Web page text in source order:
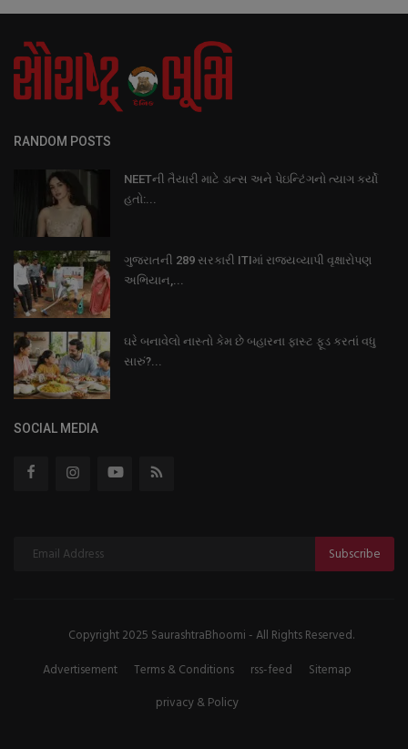
RANDOM POSTS
NEETની તૈયારી માટે ડાન્સ અને પેઇન્ટિંગનો ત્યાગ કર્યો
હતો:...
ગુજરાતની 289 સરકારી ITIમાં રાજ્યવ્યાપી વૃક્ષારોપણ
અભિયાન,...
ઘરે બનાવેલો નાસ્તો કેમ છે બહારના ફાસ્ટ ફૂડ કરતાં વધુ
સારું?...
SOCIAL MEDIA
Subscribe
Copyright 2025 SaurashtraBhoomi - All Rights Reserved.
Advertisement
Terms & Conditions rss-feed
Sitemap
privacy & Policy